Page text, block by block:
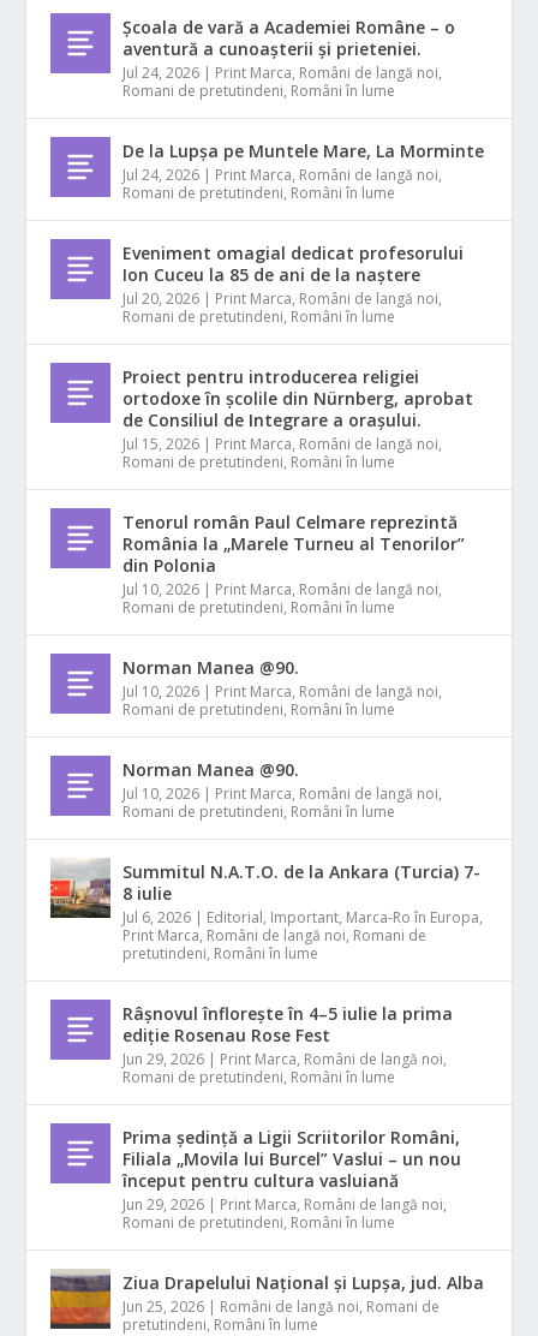
Școala de vară a Academiei Române – o
aventură a cunoașterii și prieteniei.
Jul 24, 2026 | Print Marca, Români de langă noi,
Romani de pretutindeni, Români în lume
De la Lupșa pe Muntele Mare, La Morminte
Jul 24, 2026 | Print Marca, Români de langă noi,
Romani de pretutindeni, Români în lume
Eveniment omagial dedicat profesorului
Ion Cuceu la 85 de ani de la naștere
Jul 20, 2026 | Print Marca, Români de langă noi,
Romani de pretutindeni, Români în lume
Proiect pentru introducerea religiei
ortodoxe în școlile din Nürnberg, aprobat
de Consiliul de Integrare a orașului.
Jul 15, 2026 | Print Marca, Români de langă noi,
Romani de pretutindeni, Români în lume
Tenorul român Paul Celmare reprezintă
România la „Marele Turneu al Tenorilor”
din Polonia
Jul 10, 2026 | Print Marca, Români de langă noi,
Romani de pretutindeni, Români în lume
Norman Manea @90.
Jul 10, 2026 | Print Marca, Români de langă noi,
Romani de pretutindeni, Români în lume
Norman Manea @90.
Jul 10, 2026 | Print Marca, Români de langă noi,
Romani de pretutindeni, Români în lume
Summitul N.A.T.O. de la Ankara (Turcia) 7-
8 iulie
Jul 6, 2026 | Editorial, Important, Marca-Ro în Europa,
Print Marca, Români de langă noi, Romani de
pretutindeni, Români în lume
Râșnovul înflorește în 4–5 iulie la prima
ediție Rosenau Rose Fest
Jun 29, 2026 | Print Marca, Români de langă noi,
Romani de pretutindeni, Români în lume
Prima ședință a Ligii Scriitorilor Români,
Filiala „Movila lui Burcel” Vaslui – un nou
început pentru cultura vasluiană
Jun 29, 2026 | Print Marca, Români de langă noi,
Romani de pretutindeni, Români în lume
Ziua Drapelului Național și Lupșa, jud. Alba
Jun 25, 2026 | Români de langă noi, Romani de
pretutindeni, Români în lume